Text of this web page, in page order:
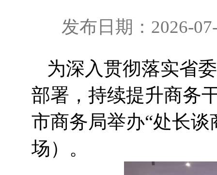
发布日期：2026-
为深入贯彻落实省
部署，持续提升商务
市商务局举办“处长谈
场）。